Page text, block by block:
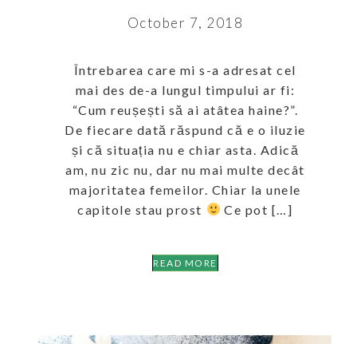
October 7, 2018
Întrebarea care mi s-a adresat cel
mai des de-a lungul timpului ar fi:
“Cum reușești să ai atâtea haine?”.
De fiecare dată răspund că e o iluzie
și că situația nu e chiar asta. Adică
am, nu zic nu, dar nu mai multe decât
majoritatea femeilor. Chiar la unele
capitole stau prost
Ce pot […]
READ MORE